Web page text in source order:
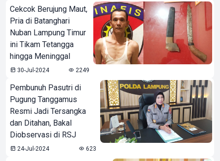
Cekcok Berujung Maut,
Pria di Batanghari
Nuban Lampung Timur
ini Tikam Tetangga
hingga Meninggal
30-Jul-2024 2249
Pembunuh Pasutri di
Pugung Tanggamus
Resmi Jadi Tersangka
dan Ditahan, Bakal
Diobservasi di RSJ
24-Jul-2024 623